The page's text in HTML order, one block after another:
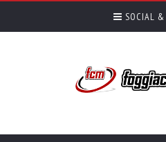
SOCIAL &